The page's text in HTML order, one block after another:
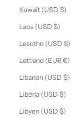
Kuwait (USD $)
Laos (USD $)
Lesotho (USD $)
Lettland (EUR €)
Libanon (USD $)
Liberia (USD $)
Libyen (USD $)